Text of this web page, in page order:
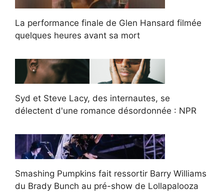
La performance finale de Glen Hansard filmée
quelques heures avant sa mort
Syd et Steve Lacy, des internautes, se
délectent d'une romance désordonnée : NPR
Smashing Pumpkins fait ressortir Barry Williams
du Brady Bunch au pré-show de Lollapalooza